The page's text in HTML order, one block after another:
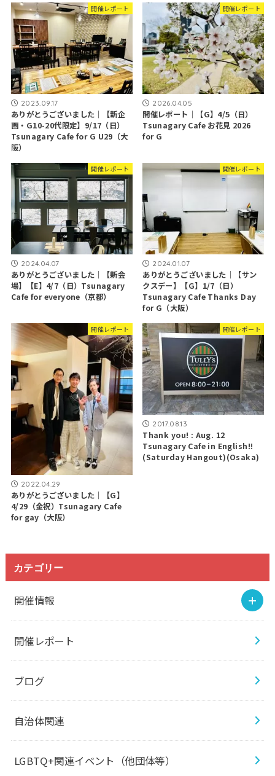
開催レポート
2023.09.17
ありがとうございました｜【新企
画・G10-20代限定】9/17（日）
Tsunagary Cafe for G U29（大
阪）
開催レポート
2026.04.05
開催レポート｜【G】4/5（日）
Tsunagary Cafe お花見 2026
for G
開催レポート
2024.04.07
ありがとうございました｜【新会
場】【E】4/7（日）Tsunagary
Cafe for everyone（京都）
開催レポート
2024.01.07
ありがとうございました｜【サン
クスデー】【G】1/7（日）
Tsunagary Cafe Thanks Day
for G（大阪）
開催レポート
2022.04.29
ありがとうございました｜【G】
4/29（金祝）Tsunagary Cafe
for gay（大阪）
開催レポート
2017.08.13
Thank you! : Aug. 12
Tsunagary Cafe in English!!
(Saturday Hangout)(Osaka)
カテゴリー
開催情報
開催レポート
ブログ
自治体関連
LGBTQ+関連イベント（他団体等）